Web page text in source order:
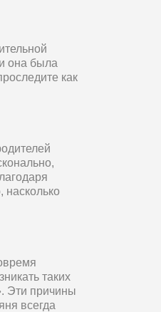
она была
как
насколько
таких
Эти причины
всегда